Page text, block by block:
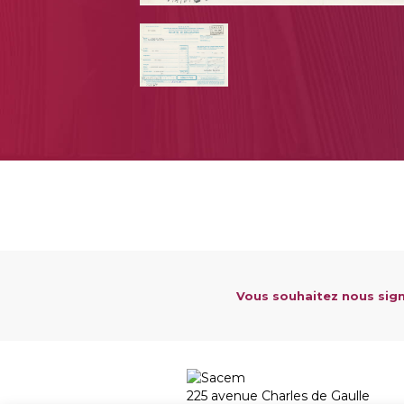
Vous souhaitez nous
225 avenue Charles de Gaulle